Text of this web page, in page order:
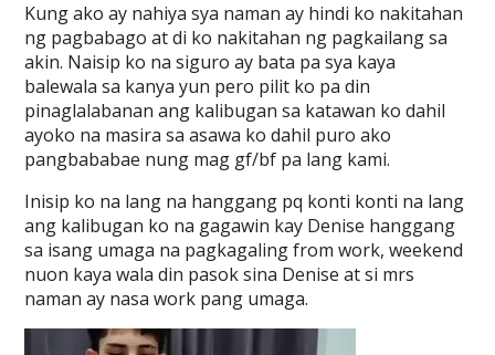
Kung ako ay nahiya sya naman ay hindi ko nakitahan
ng pagbabago at di ko nakitahan ng pagkailang sa
akin. Naisip ko na siguro ay bata pa sya kaya
balewala sa kanya yun pero pilit ko pa din
pinaglalabanan ang kalibugan sa katawan ko dahil
ayoko na masira sa asawa ko dahil puro ako
pangbababae nung mag gf/bf pa lang kami.
Inisip ko na lang na hanggang pq konti konti na lang
ang kalibugan ko na gagawin kay Denise hanggang
sa isang umaga na pagkagaling from work, weekend
nuon kaya wala din pasok sina Denise at si mrs
naman ay nasa work pang umaga.